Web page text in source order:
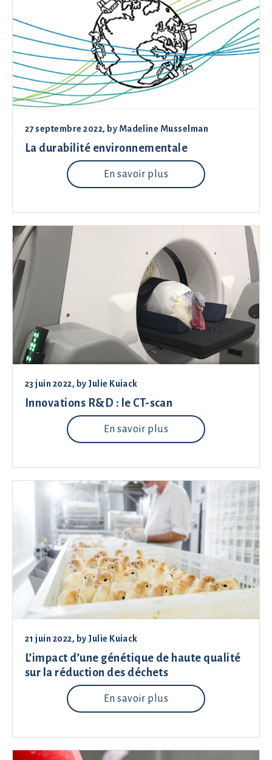
27 septembre 2022, by Madeline Musselman
La durabilité environnementale
En savoir plus
23 juin 2022, by Julie Kuiack
Innovations R&D : le CT-scan
En savoir plus
21 juin 2022, by Julie Kuiack
L’impact d’une génétique de haute qualité
sur la réduction des déchets
En savoir plus